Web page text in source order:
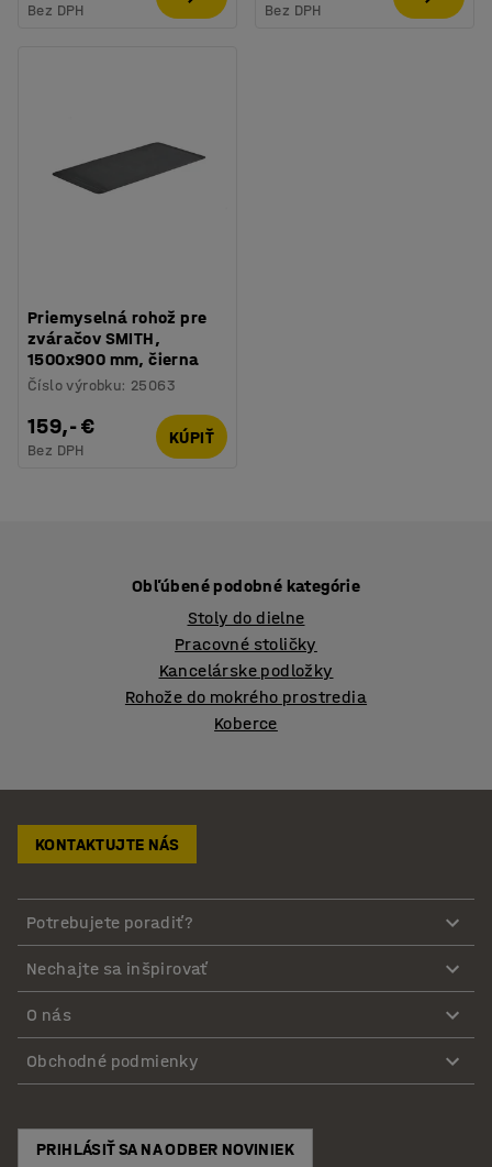
Bez DPH Bez DPH
Priemyselná rohož pre
zváračov SMITH,
1500x900 mm, čierna
Číslo výrobku: 25063
159,- €
Bez DPH
KÚPIŤ
Obľúbené podobné kategórie
Stoly do dielne
Pracovné stoličky
Kancelárske podložky
Rohože do mokrého prostredia
Koberce
KONTAKTUJTE NÁS
Potrebujete poradiť?
Nechajte sa inšpirovať
O nás
Obchodné podmienky
PRIHLÁSIŤ SA NA ODBER NOVINIEK